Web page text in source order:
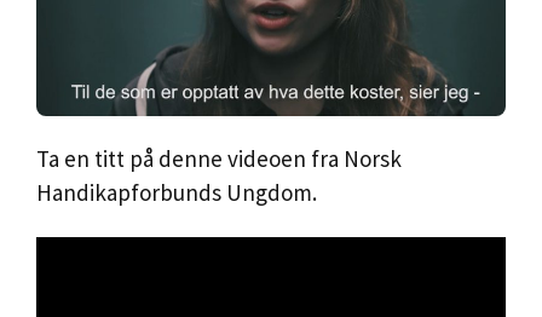
Ta en titt på denne videoen fra Norsk
Handikapforbunds Ungdom.